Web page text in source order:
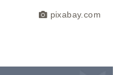
pixabay.com